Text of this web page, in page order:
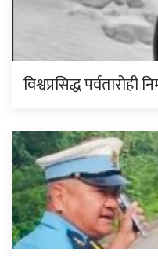
विश्वप्रसिद्ध पर्वतारोही